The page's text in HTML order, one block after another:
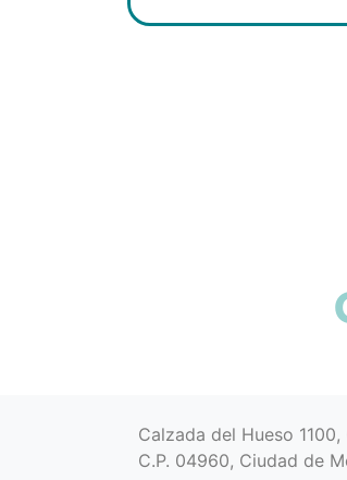
Calzada del Hueso
C.P. 04960, Ciudad de